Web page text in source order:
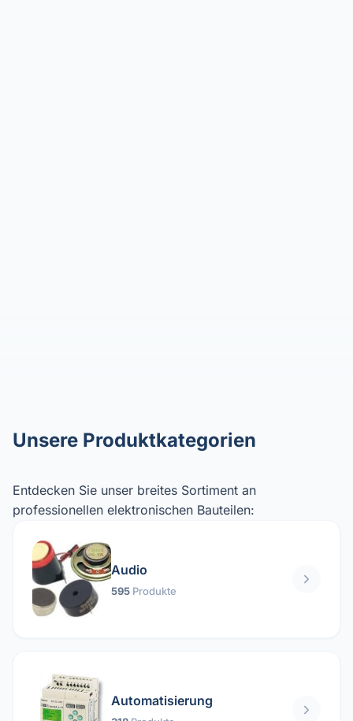
Unsere Produktkategorien
Entdecken Sie unser breites Sortiment an
professionellen elektronischen Bauteilen:
Audio
595 Produkte
Automatisierung